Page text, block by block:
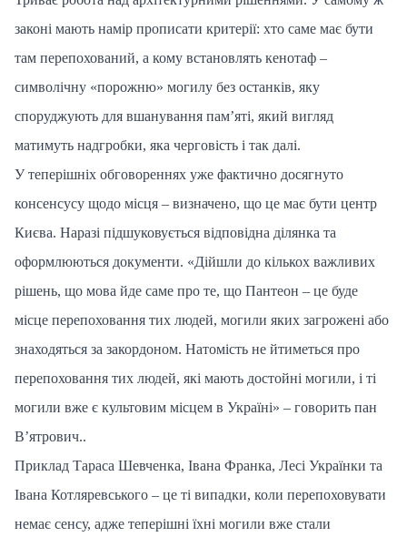
законі мають намір прописати критерії: хто саме має бути
там перепохований, а кому встановлять кенотаф –
символічну «порожню» могилу без останків, яку
споруджують для вшанування пам’яті, який вигляд
матимуть надгробки, яка черговість і так далі.
У теперішніх обговореннях уже фактично досягнуто
консенсусу щодо місця – визначено, що це має бути центр
Києва. Наразі підшуковується відповідна ділянка та
оформлюються документи. «Дійшли до кількох важливих
рішень, що мова йде саме про те, що Пантеон – це буде
місце перепоховання тих людей, могили яких загрожені або
знаходяться за закордоном. Натомість не йтиметься про
перепоховання тих людей, які мають достойні могили, і ті
могили вже є культовим місцем в Україні» – говорить пан
В’ятрович..
Приклад Тараса Шевченка, Івана Франка, Лесі Українки та
Івана Котляревського – це ті випадки, коли перепоховувати
немає сенсу, адже теперішні їхні могили вже стали